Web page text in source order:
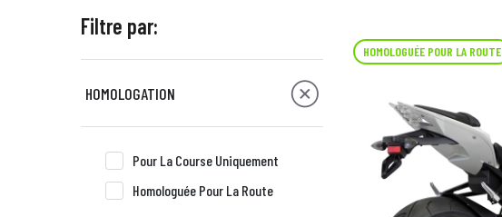
Filtre par:
HOMOLOGATION
Pour La Course Uniquement
Homologuée Pour La Route
HOMOLOGUÉE POUR LA ROUTE